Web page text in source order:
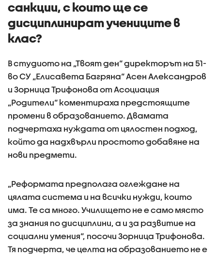
санкции, с които ще се
дисциплинират учениците в
клас?
В студиото на „Твоят ден“ директорът на 51-
во СУ „Елисавета Багряна“ Асен Александров
и Зорница Трифонова от Асоциация
„Родители“ коментираха предстоящите
промени в образованието. Двамата
подчертаха нуждата от цялостен подход,
който да надхвърли простото добавяне на
нови предмети.
„Реформата предполага оглеждане на
цялата система и на всички нужди, които
има. Те са много. Училището не е само място
за знания по дисциплини, а и за развитие на
социални умения“, посочи Зорница Трифонова.
Тя подчерта, че целта на образованието не е